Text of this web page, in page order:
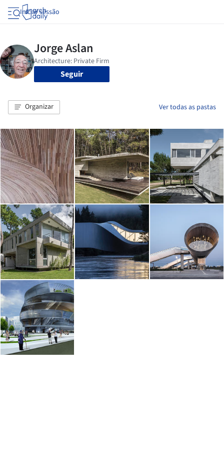
Iniciar sessão
Seguir
Organizar Ver todas as pastas